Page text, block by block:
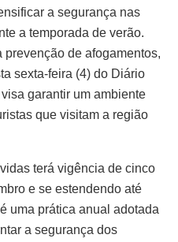
a segurança nas
a temporada de verão.
prevenção de afogamentos,
sexta-feira (4) do Diário
garantir um ambiente
que visitam a região
terá vigência de cinco
e se estendendo até
uma prática anual adotada
a segurança dos